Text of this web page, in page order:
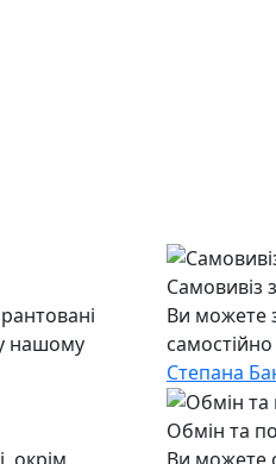
нашому
Самовивіз
Ви можете
Степана
Обмін та